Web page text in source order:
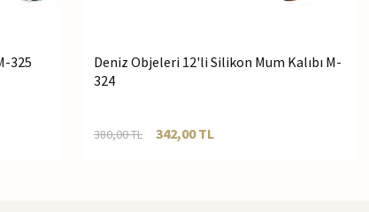
325
Deniz Objeleri 12'li Silikon Mum Kalıbı M-
324
380,00TL 342,00TL